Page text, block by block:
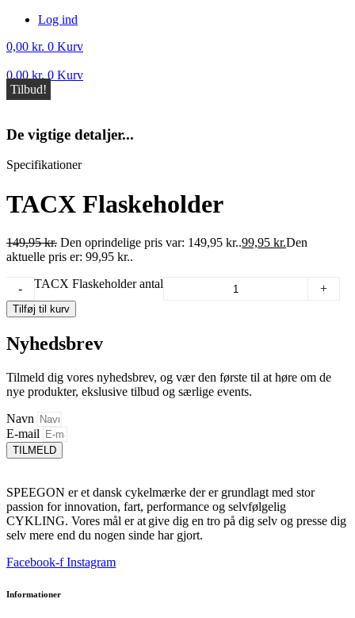
Log ind
0,00 kr. 0 Kurv
0,00 kr. 0 Kurv
Tilbud!
De vigtige detaljer...
Specifikationer
TACX Flaskeholder
149,95kr. Den oprindelige pris var: 149,95 kr..99,95 kr.Den
aktuelle pris er: 99,95 kr..
- TACX Flaskeholder antal +
Tilføj til kurv
Nyhedsbrev
Tilmeld dig vores nyhedsbrev, og vær den første til at høre om de
nye produkter, ekslusive tilbud og særlige events.
Navn
E-mail
TILMELD
SPEEGON er et dansk cykelmærke der er grundlagt med stor
passion for innovation, fart, performance og selvfølgelig
CYKLING. Vores mål er at give dig en tro på dig selv og presse dig
selv mere end du nogen sinde har gjort.
Facebook-f Instagram
Informationer